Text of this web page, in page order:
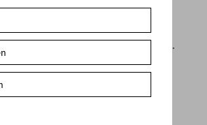
erfolgt ausschließlich an der Kassa.